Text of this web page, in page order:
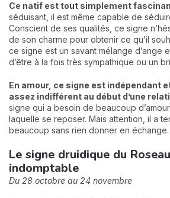
Ce natif est tout simplement
séduisant, il est même capable de
Conscient de ses qualités, ce signe
de son charme pour obtenir ce qu’il
ce signe est un savant mélange d’ange
d’être à la fois très sympathique ou un
En amour, ce signe est indépendant
assez indifférent au début d’une
signe qui a besoin de beaucoup
laquelle se reposer. Mais attention, il a
beaucoup sans rien donner en échange.
Le signe druidique du
indomptable
Du 28 octobre au 24 novembre